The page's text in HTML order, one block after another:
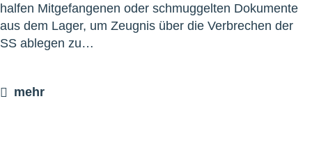
halfen Mitgefangenen oder schmuggelten Dokumente
aus dem Lager, um Zeugnis über die Verbrechen der
SS ablegen zu…
mehr